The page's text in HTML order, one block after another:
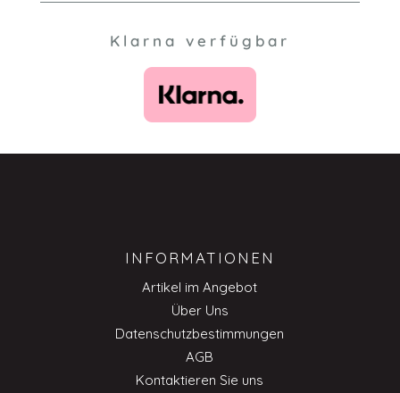
Klarna verfügbar
INFORMATIONEN
Artikel im Angebot
Über Uns
Datenschutzbestimmungen
AGB
Kontaktieren Sie uns